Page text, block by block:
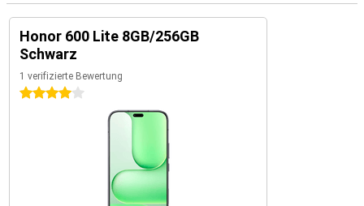
Honor 600 Lite 8GB/256GB
Schwarz
1 verifizierte Bewertung
4 Sterne